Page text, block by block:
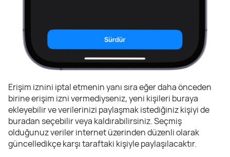
Erişim iznini iptal etmenin yanı sıra eğer daha önceden
birine erişim izni vermediyseniz, yeni kişileri buraya
ekleyebilir ve verilerinizi paylaşmak istediğiniz kişiyi de
buradan seçebilir veya kaldırabilirsiniz. Seçmiş
olduğunuz veriler internet üzerinden düzenli olarak
güncelledikçe karşı taraftaki kişiyle paylaşılacaktır.